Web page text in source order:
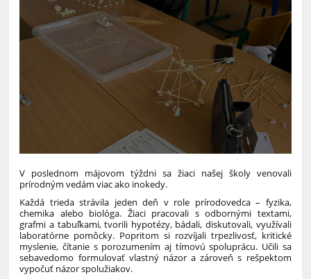
V poslednom májovom týždni sa žiaci našej školy venovali
prírodným vedám viac ako inokedy.
Každá trieda strávila jeden deň v role prírodovedca – fyzika,
chemika alebo biológa. Žiaci pracovali s odbornými textami,
grafmi a tabuľkami, tvorili hypotézy, bádali, diskutovali, využívali
laboratórne pomôcky. Popritom si rozvíjali trpezlivosť, kritické
myslenie, čítanie s porozumením aj tímovú spoluprácu. Učili sa
sebavedomo formulovať vlastný názor a zároveň s rešpektom
vypočuť názor spolužiakov.